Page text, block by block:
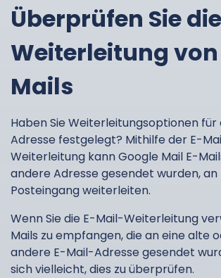
Überprüfen Sie die
Weiterleitung von
Mails
Haben Sie Weiterleitungsoptionen für
Adresse festgelegt? Mithilfe der E-
Weiterleitung kann Google Mail E-
andere Adresse gesendet wurden,
Posteingang weiterleiten.
Wenn Sie die E-Mail-Weiterleitung
Mails zu empfangen, die an eine alte
andere E-Mail-Adresse gesendet
sich vielleicht, dies zu überprüfen.